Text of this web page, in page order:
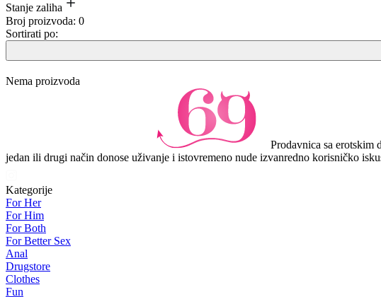
Stanje zaliha
Broj proizvoda: 0
Sortirati po:
Nema proizvoda
Prodavnica sa erotskim
jedan ili drugi način donose uživanje i istovremeno nude izvanredno korisničko
Kategorije
For Her
For Him
For Both
For Better Sex
Anal
Drugstore
Clothes
Fun